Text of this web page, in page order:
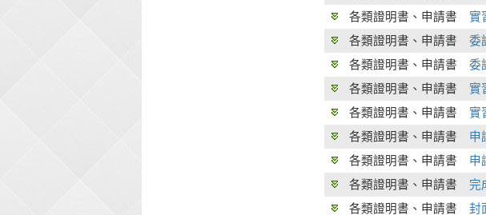
各類證明書、申請書
實
各類證明書、申請書
委
各類證明書、申請書
委
各類證明書、申請書
實
各類證明書、申請書
實
各類證明書、申請書
申
各類證明書、申請書
申
各類證明書、申請書
完
各類證明書、申請書
封